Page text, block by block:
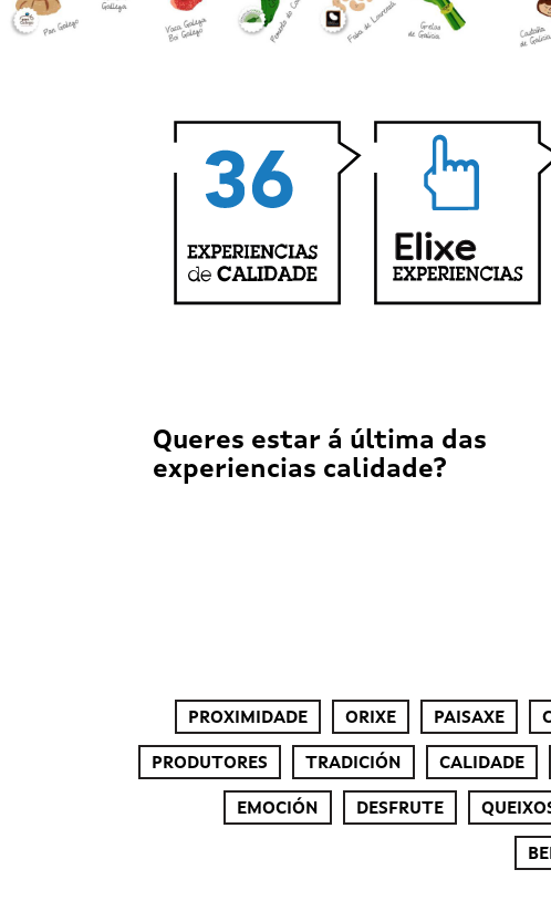
Queres estar á última das
experiencias calidade?
PROXIMIDADE ORIXE PAISAXE
PRODUTORES TRADICIÓN CALIDADE
EMOCIÓN DESFRUTE